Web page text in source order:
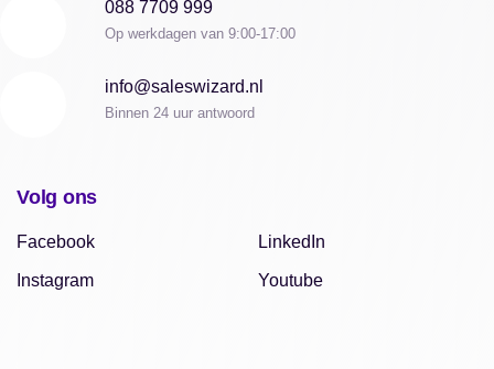
088 7709 999
Op werkdagen van 9:00-17:00
info@saleswizard.nl
Binnen 24 uur antwoord
Volg ons
Facebook
Instagram
LinkedIn
Youtube